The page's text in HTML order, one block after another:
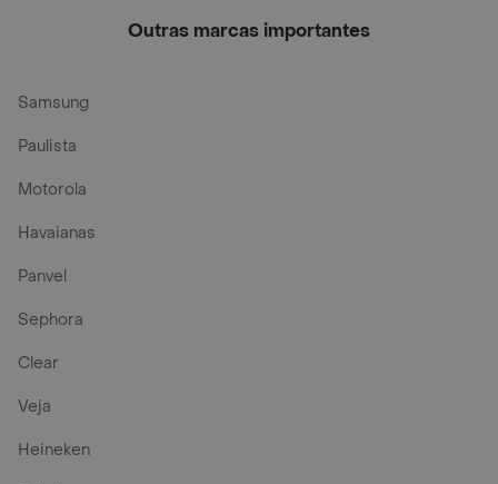
Outras marcas importantes
Samsung
Paulista
Motorola
Havaianas
Panvel
Sephora
Clear
Veja
Heineken